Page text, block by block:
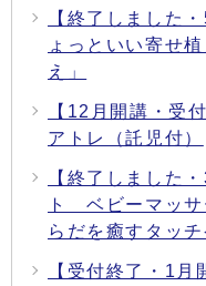
【終了しました
ょっといい寄せ
え」
【12月開講・受
アトレ（託児付）
【終了しました
ト ベビーマッサ
らだを癒すタッチ
【受付終了・1